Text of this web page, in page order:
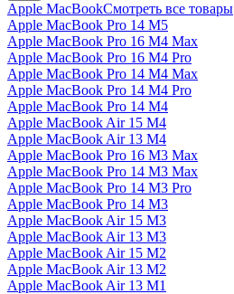
Apple MacBookСмотреть все товары
Apple MacBook Pro 14 M5
Apple MacBook Pro 16 M4 Max
Apple MacBook Pro 16 M4 Pro
Apple MacBook Pro 14 M4 Max
Apple MacBook Pro 14 M4 Pro
Apple MacBook Pro 14 M4
Apple MacBook Air 15 M4
Apple MacBook Air 13 M4
Apple MacBook Pro 16 M3 Max
Apple MacBook Pro 14 M3 Max
Apple MacBook Pro 14 M3 Pro
Apple MacBook Pro 14 M3
Apple MacBook Air 15 M3
Apple MacBook Air 13 M3
Apple MacBook Air 15 M2
Apple MacBook Air 13 M2
Apple MacBook Air 13 M1